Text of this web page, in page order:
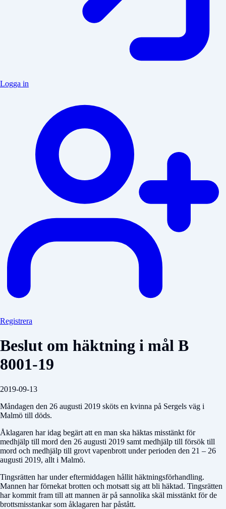
Logga in
Registrera
Beslut om häktning i mål B
8001-19
2019-09-13
Måndagen den 26 augusti 2019 sköts en kvinna på Sergels väg i
Malmö till döds.
Åklagaren har idag begärt att en man ska häktas misstänkt för
medhjälp till mord den 26 augusti 2019 samt medhjälp till försök till
mord och medhjälp till grovt vapenbrott under perioden den 21 – 26
augusti 2019, allt i Malmö.
Tingsrätten har under eftermiddagen hållit häktningsförhandling.
Mannen har förnekat brotten och motsatt sig att bli häktad. Tingsrätten
har kommit fram till att mannen är på sannolika skäl misstänkt för de
brottsmisstankar som åklagaren har påstått.